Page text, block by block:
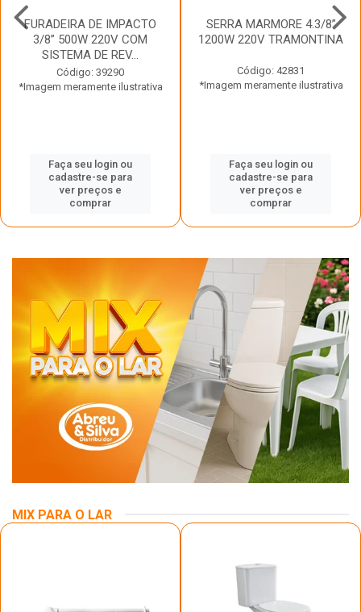
FURADEIRA DE IMPACTO
3/8” 500W 220V COM
SISTEMA DE REV...
Código: 39290
*Imagem meramente ilustrativa
Faça seu login ou
cadastre-se para
ver preços e
comprar
SERRA MARMORE 4.3/8”
1200W 220V TRAMONTINA
Código: 42831
*Imagem meramente ilustrativa
Faça seu login ou
cadastre-se para
ver preços e
comprar
MIX PARA O LAR